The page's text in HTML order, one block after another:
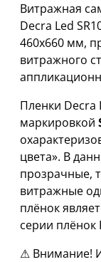
Витражная
Decra Led
460х660 мм,
витражного
Пленки Decra
маркировкой
цвета». В
прозрачные,
витражные
плёнок
серии плёнок
⚠ Внимание!